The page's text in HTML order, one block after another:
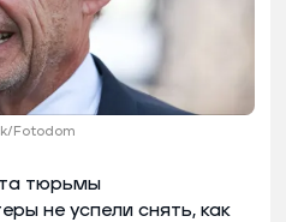
Fotodom
тюрьмы
не успели снять, как